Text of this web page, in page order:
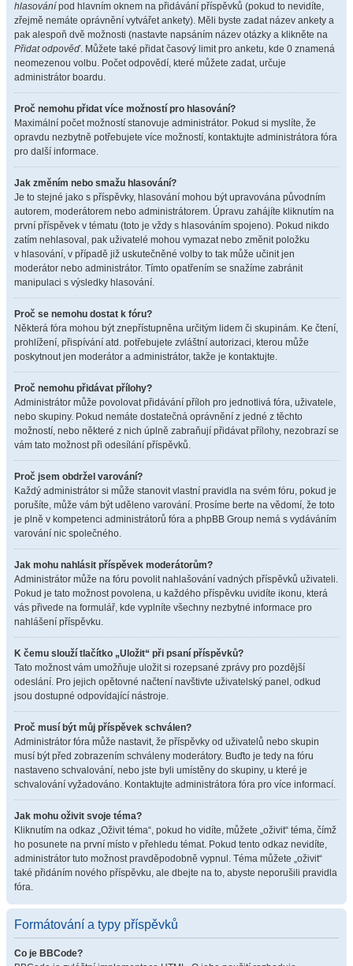
hlasování pod hlavním oknem na přidávání příspěvků (pokud to nevidíte,
zřejmě nemáte oprávnění vytvářet ankety). Měli byste zadat název ankety a
pak alespoň dvě možnosti (nastavte napsáním název otázky a klikněte na
Přidat odpověď. Můžete také přidat časový limit pro anketu, kde 0 znamená
neomezenou volbu. Počet odpovědí, které můžete zadat, určuje
administrátor boardu.
Proč nemohu přidat více možností pro hlasování?
Maximální počet možností stanovuje administrátor. Pokud si myslíte, že
opravdu nezbytně potřebujete více možností, kontaktujte administrátora fóra
pro další informace.
Jak změním nebo smažu hlasování?
Je to stejné jako s příspěvky, hlasování mohou být upravována původním
autorem, moderátorem nebo administrátorem. Úpravu zahájíte kliknutím na
první příspěvek v tématu (toto je vždy s hlasováním spojeno). Pokud nikdo
zatím nehlasoval, pak uživatelé mohou vymazat nebo změnit položku
v hlasování, v případě již uskutečněné volby to tak může učinit jen
moderátor nebo administrátor. Tímto opatřením se snažíme zabránit
manipulaci s výsledky hlasování.
Proč se nemohu dostat k fóru?
Některá fóra mohou být znepřístupněna určitým lidem či skupinám. Ke čtení,
prohlížení, přispívání atd. potřebujete zvláštní autorizaci, kterou může
poskytnout jen moderátor a administrátor, takže je kontaktujte.
Proč nemohu přidávat přílohy?
Administrátor může povolovat přidávání příloh pro jednotlivá fóra, uživatele,
nebo skupiny. Pokud nemáte dostatečná oprávnění z jedné z těchto
možností, nebo některé z nich úplně zabraňují přidávat přílohy, nezobrazí se
vám tato možnost při odesílání příspěvků.
Proč jsem obdržel varování?
Každý administrátor si může stanovit vlastní pravidla na svém fóru, pokud je
porušíte, může vám být uděleno varování. Prosíme berte na vědomí, že toto
je plně v kompetenci administrátorů fóra a phpBB Group nemá s vydáváním
varování nic společného.
Jak mohu nahlásit příspěvek moderátorům?
Administrátor může na fóru povolit nahlašování vadných příspěvků uživateli.
Pokud je tato možnost povolena, u každého příspěvku uvidíte ikonu, která
vás přivede na formulář, kde vyplníte všechny nezbytné informace pro
nahlášení příspěvku.
K čemu slouží tlačítko „Uložit“ při psaní příspěvků?
Tato možnost vám umožňuje uložit si rozepsané zprávy pro pozdější
odeslání. Pro jejich opětovné načtení navštivte uživatelský panel, odkud
jsou dostupné odpovídající nástroje.
Proč musí být můj příspěvek schválen?
Administrátor fóra může nastavit, že příspěvky od uživatelů nebo skupin
musí být před zobrazením schváleny moderátory. Buďto je tedy na fóru
nastaveno schvalování, nebo jste byli umístěny do skupiny, u které je
schvalování vyžadováno. Kontaktujte administrátora fóra pro více informací.
Jak mohu oživit svoje téma?
Kliknutím na odkaz „Oživit téma“, pokud ho vidíte, můžete „oživit“ téma, čímž
ho posunete na první místo v přehledu témat. Pokud tento odkaz nevidíte,
administrátor tuto možnost pravděpodobně vypnul. Téma můžete „oživit“
také přidáním nového příspěvku, ale dbejte na to, abyste neporušili pravidla
fóra.
Formátování a typy příspěvků
Co je BBCode?